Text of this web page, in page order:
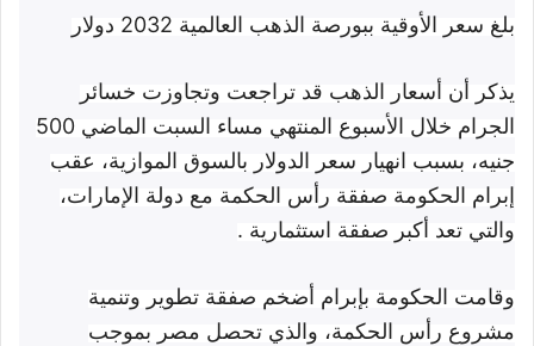
بلغ سعر الأوقية ببورصة الذهب العالمية 2032 دولار
يذكر أن أسعار الذهب قد تراجعت وتجاوزت خسائر
الجرام خلال الأسبوع المنتهي مساء السبت الماضي 500
جنيه، بسبب انهيار سعر الدولار بالسوق الموازية، عقب
إبرام الحكومة صفقة رأس الحكمة مع دولة الإمارات،
والتي تعد أكبر صفقة استثمارية .
وقامت الحكومة بإبرام أضخم صفقة تطوير وتنمية
مشروع رأس الحكمة، والذي تحصل مصر بموجب